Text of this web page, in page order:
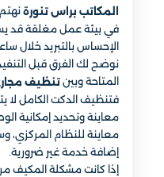
المكاتب براس تنورة
في بيئة عمل مغلقة قد
الإحساس بالتبريد خلال
نوضح لك الفرق قبل
المتاحة وبين تنظيف
فتنظيف الدكت الكامل لا
معاينة وتحديد إمكانية
معاينة للنظام المركزي،
إضافة خدمة غير ضرورية.
إذا كانت مشكلة المكيف